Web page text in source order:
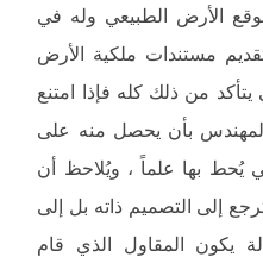
الأرض الطبيعي وله في
مستندات ملكية الأرض
يتأكد من ذلك كله فإذا امتنع
المهندس بأن يحصل منه على
يُحط بها علماً ، ويُلاحظ أن
ترجع إلى التصميم ذاته بل إلى
يكون المقاول الذي قام